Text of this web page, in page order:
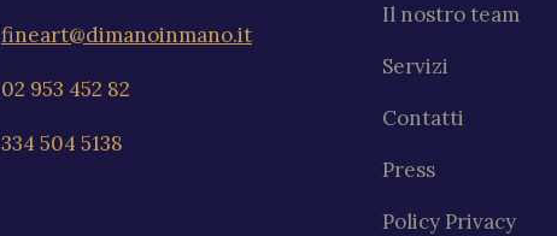
fineart@dimanoinmano.it
02 953 452 82
334 504 5138
Il nostro team
Servizi
Contatti
Press
Policy Privacy